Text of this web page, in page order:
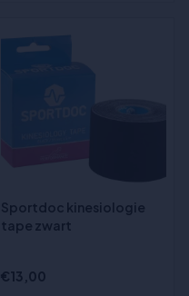
Sportdoc kinesiologie
tape zwart
€13,00